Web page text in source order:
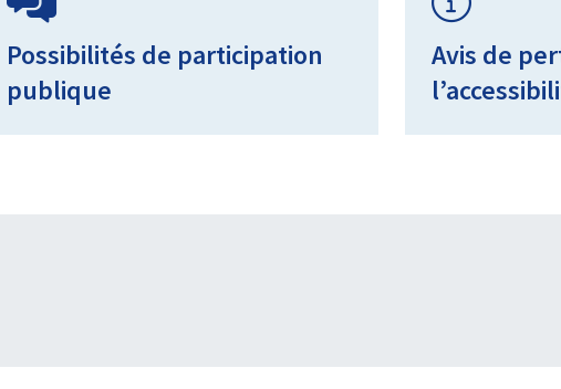
Possibilités de participation
publique
Avis de